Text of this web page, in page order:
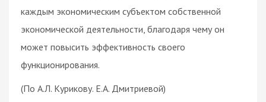
каждым экономическим субъектом собственной
экономической деятельности, благодаря чему он
может повысить эффективность своего
функционирования.
(По А.Л. Курикову. Е.А. Дмитриевой)